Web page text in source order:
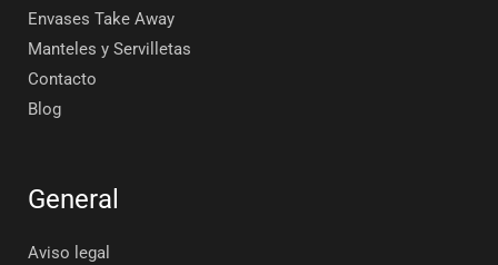
Envases Take Away
Manteles y Servilletas
Contacto
Blog
General
Aviso legal